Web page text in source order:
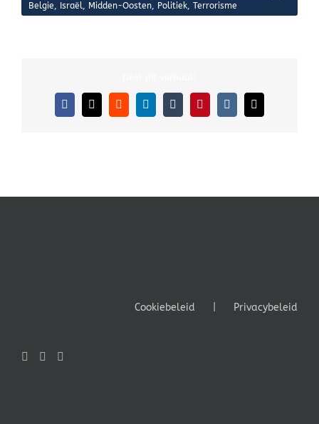
Belgie, Israël, Midden-Oosten, Politiek, Terrorisme
Facebook
X RedditLinkedInTumblrPinterestVk
E-
mail
Cookiebeleid Privacybeleid